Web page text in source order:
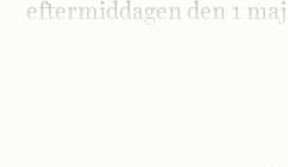
eftermiddagen den 1